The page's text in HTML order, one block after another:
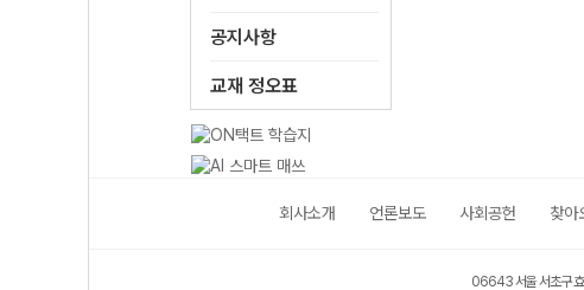
공지사항
교재 정오표
회사소개 언론보도 사회공헌 찾아
06643 서울 서초구